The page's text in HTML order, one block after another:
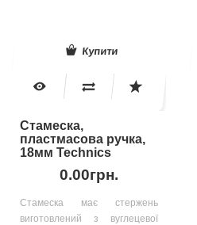
Купити
Стамеска,
пластмасова ручка,
18мм Technics
0.00грн.
Стамеска має стержень
виготовлений з вуглецевої